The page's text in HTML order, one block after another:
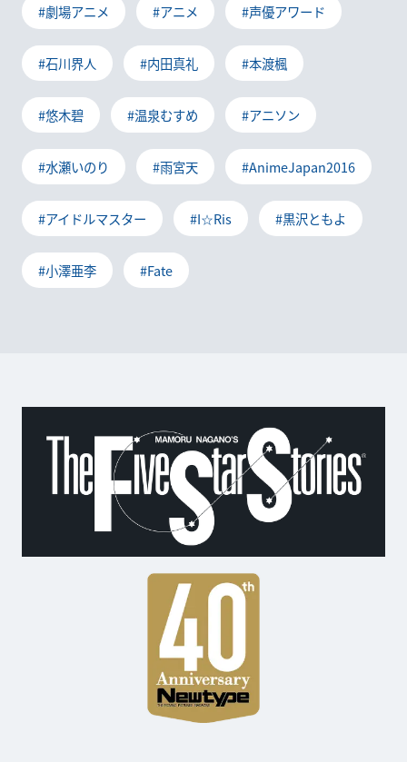
#劇場アニメ #アニメ #声優アワード
#石川界人 #内田真礼 #本渡楓
#悠木碧 #温泉むすめ #アニソン
#水瀬いのり #雨宮天 #AnimeJapan2016
#アイドルマスター #I☆Ris #黒沢ともよ
#小澤亜李 #Fate